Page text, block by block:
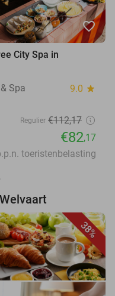
favorite_border
City Spa in
Spa
9.0 star
Regulier €112,17
€82,17
toeristenbelasting
38%